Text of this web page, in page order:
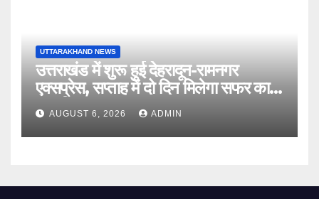
UTTARAKHAND NEWS
उत्तराखंड में शुरू हुई देहरादून-रामनगर
एक्सप्रेस, सप्ताह में दो दिन मिलेगा सफर का
नया विकल्प
AUGUST 6, 2026 ADMIN